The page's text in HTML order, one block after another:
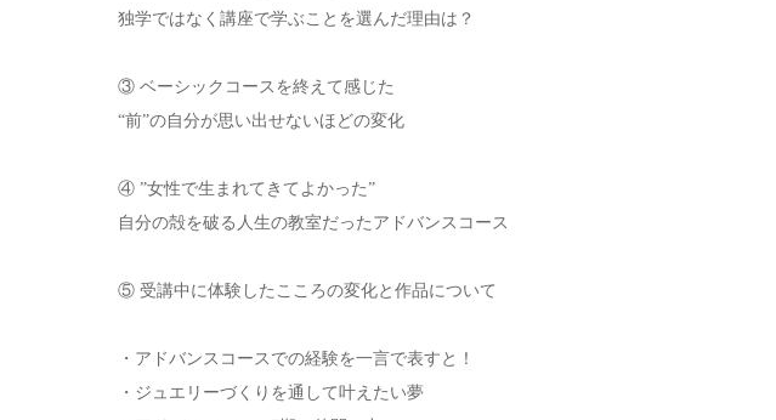
独学ではなく講座で学ぶことを選んだ理由は？
③ ベーシックコースを終えて感じた
“前”の自分が思い出せないほどの変化
④ ”女性で生まれてきてよかった”
自分の殻を破る人生の教室だったアドバンスコース
⑤ 受講中に体験したこころの変化と作品について
・アドバンスコースでの経験を一言で表すと！
・ジュエリーづくりを通して叶えたい夢